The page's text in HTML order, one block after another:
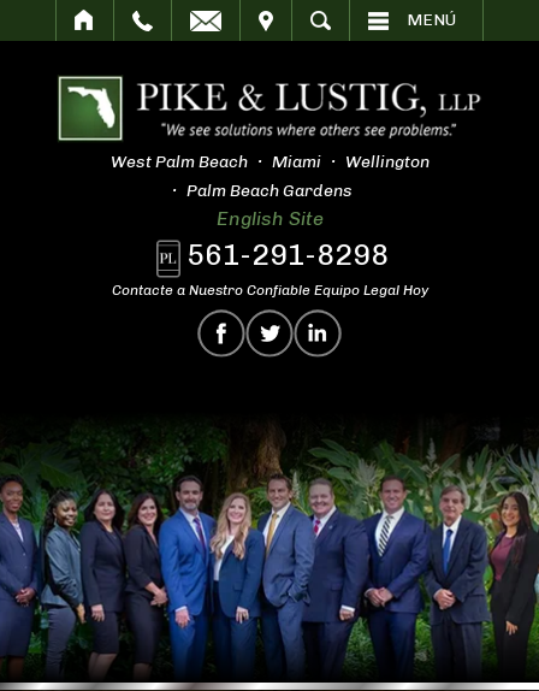
BUSCAR MENÚ
West Palm Beach Miami
Wellington
Palm Beach Gardens
English Site
561-291-8298
Contacte a Nuestro Confiable Equipo Legal Hoy